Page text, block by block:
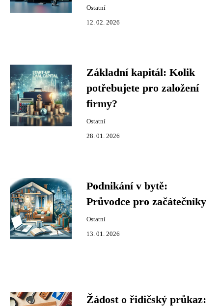
Ostatní
12. 02. 2026
Základní kapitál: Kolik
potřebujete pro založení
firmy?
Ostatní
28. 01. 2026
Podnikání v bytě:
Průvodce pro začátečníky
Ostatní
13. 01. 2026
Žádost o řidičský průkaz: